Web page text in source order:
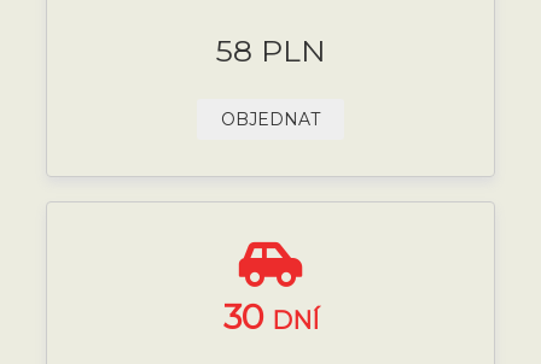
58 PLN
OBJEDNAT
30 DNÍ